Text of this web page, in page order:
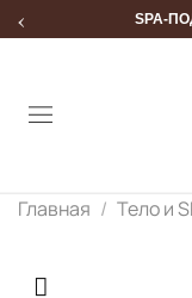
‹ SPA-
Главная Тело и